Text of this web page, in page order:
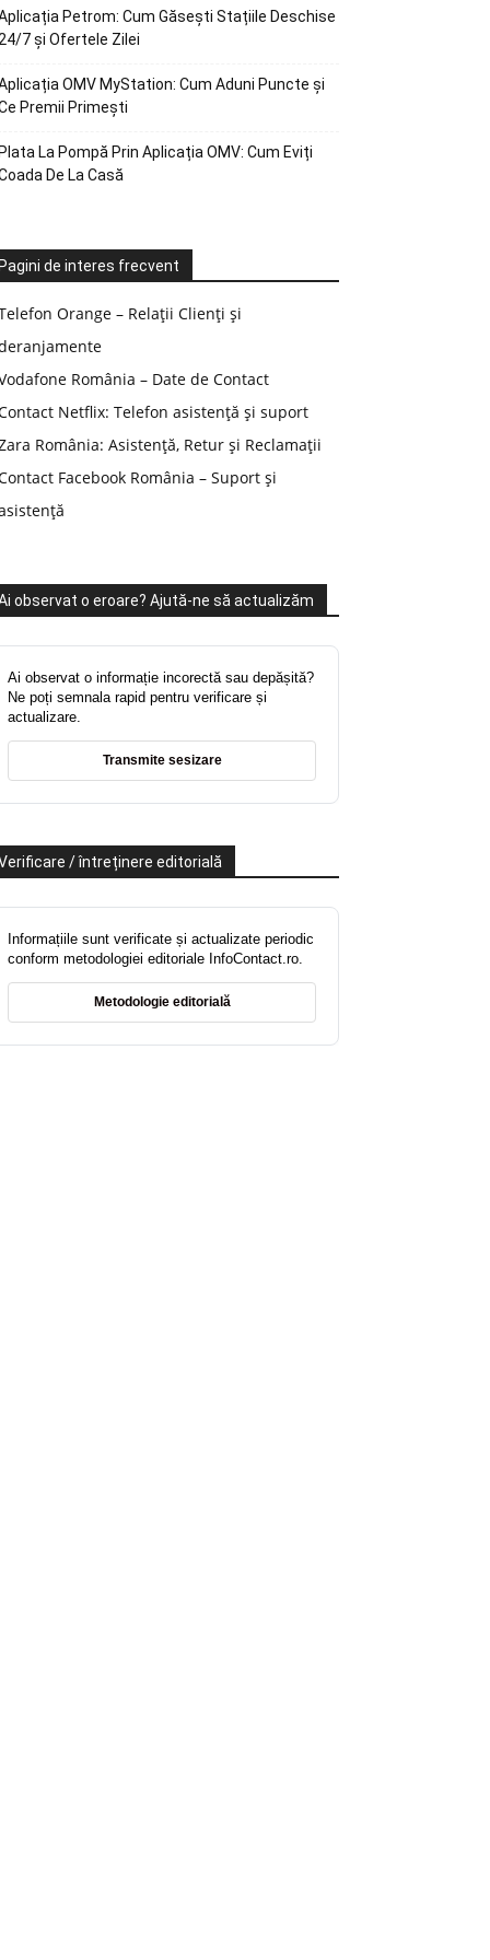
Petrom: Cum Găsești Stațiile Deschise
7 și Ofertele Zilei
OMV MyStation: Cum Aduni Puncte și
Premii Primești
La Pompă Prin Aplicația OMV: Cum Eviți
De La Casă
de interes frecvent
Orange – Relații Clienți și
România – Date de Contact
Netflix: Telefon asistență și suport
România: Asistență, Retur și Reclamații
Facebook România – Suport și
observat o eroare? Ajută-ne să actualizăm
Ai observat o informație incorectă sau depășită?
Ne poți semnala rapid pentru verificare și
actualizare.
Transmite sesizare
/ întreținere editorială
Informațiile sunt verificate și actualizate periodic
conform metodologiei editoriale InfoContact.ro.
Metodologie editorială